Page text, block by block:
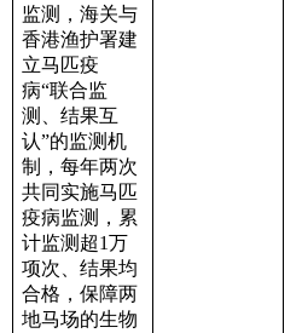
监测，海关与
香港渔护署建
立马匹疫
病“联合监
测、结果互
认”的监测机
制，每年两次
共同实施马匹
疫病监测，累
计监测超1万
项次、结果均
合格，保障两
地马场的生物